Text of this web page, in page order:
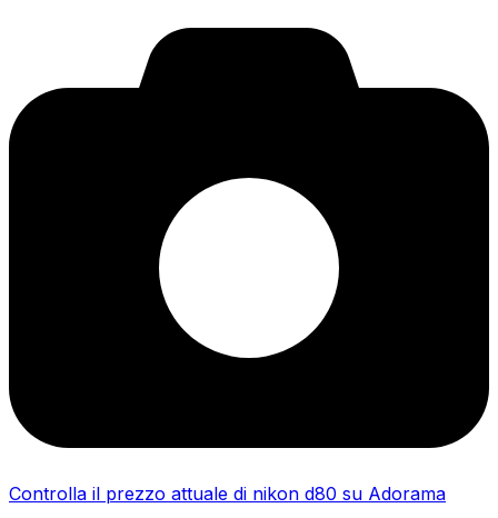
Controlla il prezzo attuale di nikon d80 su Adorama